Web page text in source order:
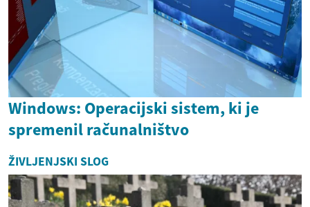
Windows: Operacijski sistem, ki je
spremenil računalništvo
ŽIVLJENJSKI SLOG